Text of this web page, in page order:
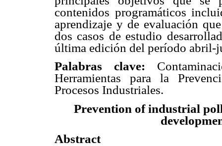
contenidos programáticos
aprendizaje y de evaluación
dos casos de estudio
última edición del período abril-
Palabras clave:
Herramientas para la
Procesos Industriales.
Prevention of industrial
Abstract